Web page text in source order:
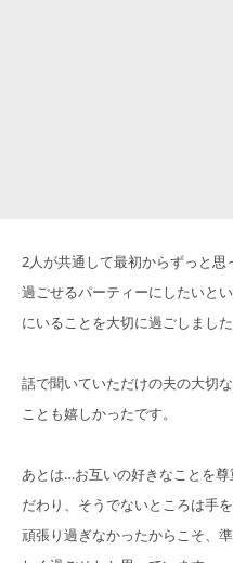
2人が共通して最初からずっと思
過ごせるパーティーにしたいと
にいることを大切に過ごしました
話で聞いていただけの夫の大切
ことも嬉しかったです。
あとは…お互いの好きなことを
だわり、そうでないところは手
頑張り過ぎなかったからこそ、